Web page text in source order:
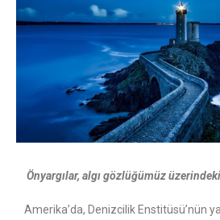
Önyargılar, algı gözlüğümüz
Amerika’da, Denizcilik Enstitüsü’nün